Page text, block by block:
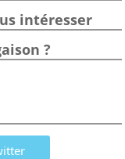
intéresser
?